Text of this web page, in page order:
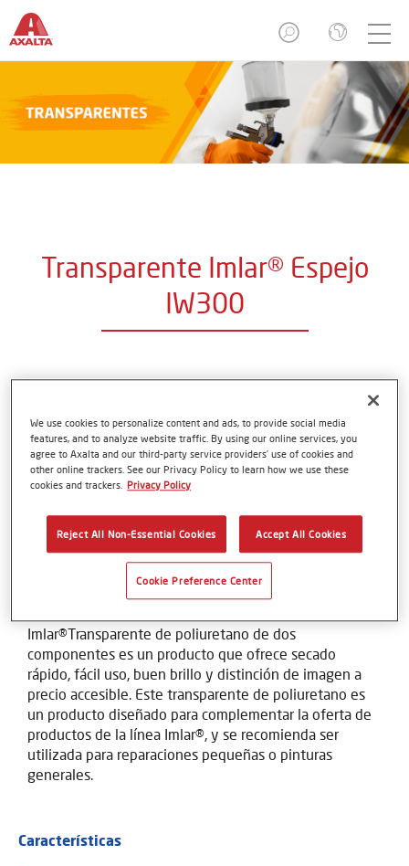
Transparente Imlar® Espejo
IW300
Imlar®Transparente de poliuretano de dos
componentes es un producto que ofrece secado
rápido, fácil uso, buen brillo y distinción de imagen a
precio accesible. Este transparente de poliuretano es
un producto diseñado para complementar la oferta de
productos de la línea Imlar®, y se recomienda ser
utilizada para reparaciones pequeñas o pinturas
generales.
Características
We use cookies to personalize content and ads, to provide social media
features, and to analyze website traffic. By using our online services, you
agree to Axalta and our third-party service providers’ use of cookies and
other online trackers. See our Privacy Policy to learn how we use these
cookies and trackers. Privacy Policy
Reject All Non-Essential Cookies Accept All Cookies
Cookie Preference Center